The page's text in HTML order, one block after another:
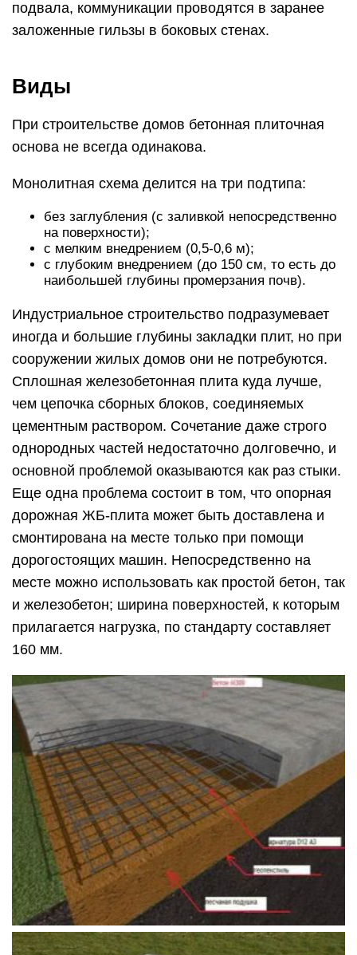
подвала, коммуникации проводятся в заранее
заложенные гильзы в боковых стенах.
Виды
При строительстве домов бетонная плиточная
основа не всегда одинакова.
Монолитная схема делится на три подтипа:
без заглубления (с заливкой непосредственно
на поверхности);
с мелким внедрением (0,5-0,6 м);
с глубоким внедрением (до 150 см, то есть до
наибольшей глубины промерзания почв).
Индустриальное строительство подразумевает
иногда и большие глубины закладки плит, но при
сооружении жилых домов они не потребуются.
Сплошная железобетонная плита куда лучше,
чем цепочка сборных блоков, соединяемых
цементным раствором. Сочетание даже строго
однородных частей недостаточно долговечно, и
основной проблемой оказываются как раз стыки.
Еще одна проблема состоит в том, что опорная
дорожная ЖБ-плита может быть доставлена и
смонтирована на месте только при помощи
дорогостоящих машин. Непосредственно на
месте можно использовать как простой бетон, так
и железобетон; ширина поверхностей, к которым
прилагается нагрузка, по стандарту составляет
160 мм.